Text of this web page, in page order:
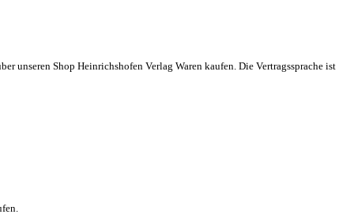
unseren Shop Heinrichshofen Verlag Waren kaufen. Die Vertragssprache ist